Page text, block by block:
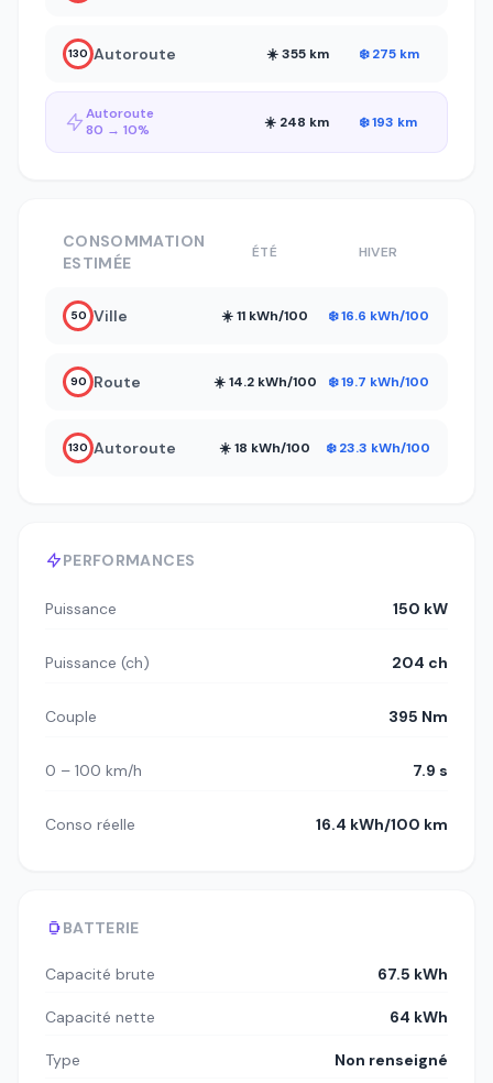
130 Autoroute ☀️ 355 km ❄️ 275 km
Autoroute
80 → 10%
☀️ 248 km ❄️ 193 km
PERFORMANCES
Puissance 150 kW
Puissance (ch) 204 ch
Couple 395 Nm
0 – 100 km/h 7.9 s
Conso réelle 16.4 kWh/100 km
BATTERIE
Capacité brute 67.5 kWh
Capacité nette 64 kWh
Type Non renseigné
CONSOMMATION
ESTIMÉE
ÉTÉ HIVER
50 Ville ☀️ 11 kWh/100 ❄️ 16.6 kWh/100
90 Route ☀️ 14.2 kWh/100 ❄️ 19.7 kWh/100
130 Autoroute ☀️ 18 kWh/100 ❄️ 23.3 kWh/100